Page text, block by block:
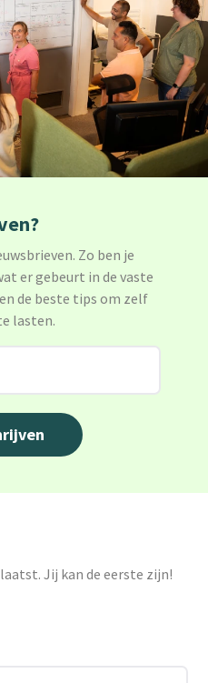
Zo ben je
er gebeurt in de vaste
de beste tips om zelf
lasten.
Jij kan de eerste zijn!